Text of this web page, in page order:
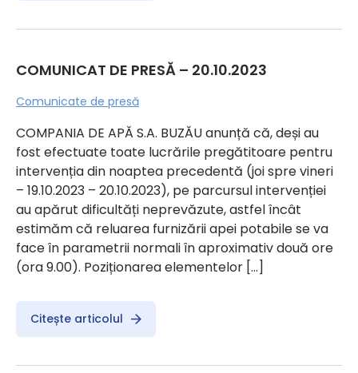
COMUNICAT DE PRESĂ – 20.10.2023
Comunicate de presă
COMPANIA DE APĂ S.A. BUZĂU anunță că, deși au
fost efectuate toate lucrările pregătitoare pentru
intervenția din noaptea precedentă (joi spre vineri
– 19.10.2023 – 20.10.2023), pe parcursul intervenției
au apărut dificultăți neprevăzute, astfel încât
estimăm că reluarea furnizării apei potabile se va
face în parametrii normali în aproximativ două ore
(ora 9.00). Poziționarea elementelor […]
Citește articolul